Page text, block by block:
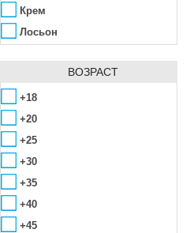
Chandi
Chanel
Christian Dior
CHRISTINA
CLIV
Daejong Medical
Debeaus
Declare
Demax
Deoproce
Витаминный комплекс
Гамамелис
Гинкго-билоба
Гликолевая кислота
Глицерин
Золото
Кальций
Камфора
Каолин
Касторовое масло
Крем
Лосьон
Маска - гель
Маска - крем
Маска-скраб
Масло
Мусс
Мыло
Паста
ВОЗРАСТ
+18
+20
+25
+30
+35
+40
+45